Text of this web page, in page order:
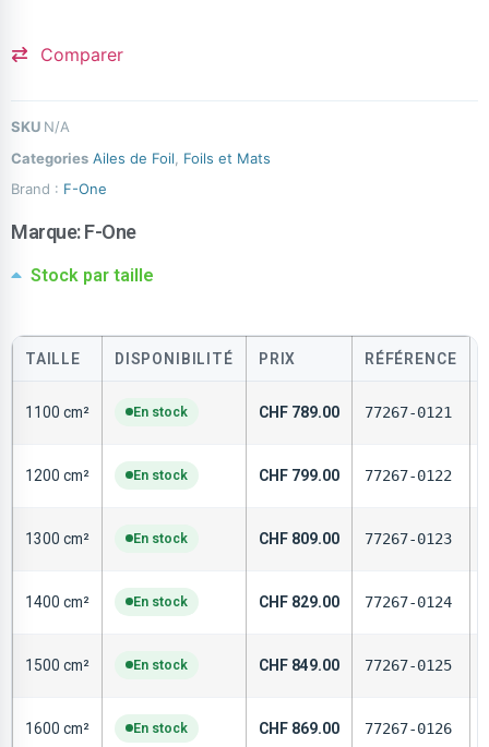
Comparer
SKU N/A
Categories Ailes de Foil
Foils et Mats
Brand : F-One
Marque:F-One
Stock par taille
TAILLE DISPONIBILITÉ PRIX RÉFÉRENCE
1100 cm² En stock CHF 789.00 77267-0121
1200 cm² En stock CHF 799.00 77267-0122
1300 cm² En stock CHF 809.00 77267-0123
1400 cm² En stock CHF 829.00 77267-0124
1500 cm² En stock CHF 849.00 77267-0125
1600 cm² En stock CHF 869.00 77267-0126